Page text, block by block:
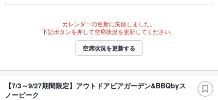
カレンダーの更新に失敗しました。
下記ボタンを押して空席状況を更新してください。
空席状況を更新する
【7/3～9/27期間限定】アウトドアビアガーデン&BBQbyス
ノーピーク